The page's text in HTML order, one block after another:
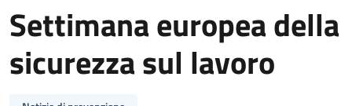
Settimana europea della
sicurezza sul lavoro